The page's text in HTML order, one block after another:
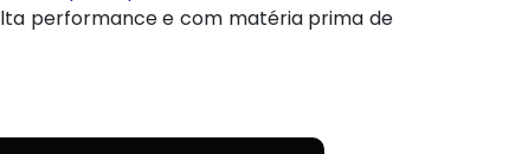
performance e com matéria prima de